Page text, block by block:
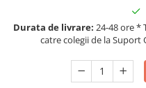
Durata de livrare: 24-48 ore *
catre colegii de la Suport